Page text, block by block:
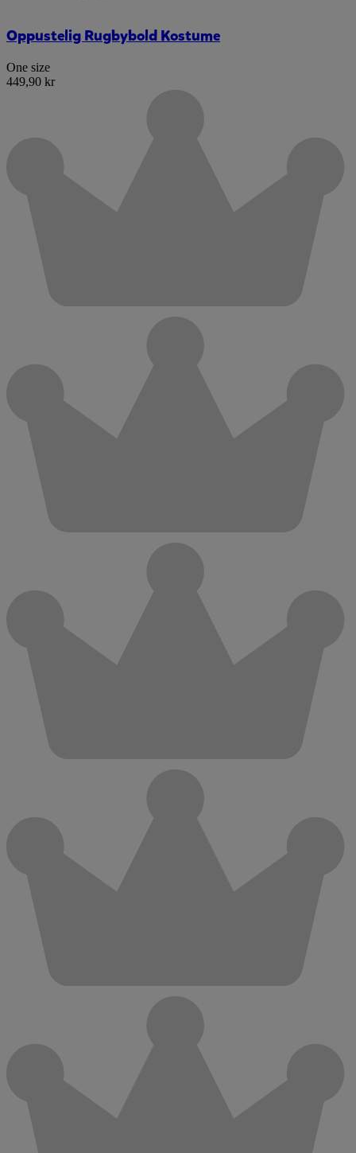
Oppustelig Rugbybold Kostume
One size
449,90 kr